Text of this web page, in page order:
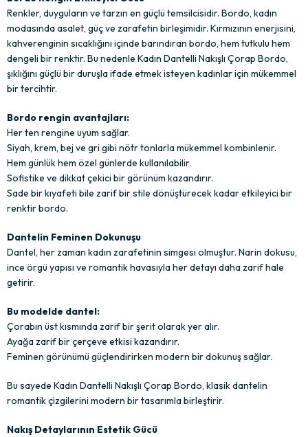
Renkler, duyguların ve tarzın en güçlü temsilcisidir. Bordo, kadın
modasında asalet, güç ve zarafetin birleşimidir. Kırmızının enerjisini,
kahverenginin sıcaklığını içinde barındıran bordo, hem tutkulu hem
dengeli bir renktir. Bu nedenle Kadın Dantelli Nakışlı Çorap Bordo,
şıklığını güçlü bir duruşla ifade etmek isteyen kadınlar için mükemmel
bir tercihtir.
Bordo rengin avantajları:
Her ten rengine uyum sağlar.
Siyah, krem, bej ve gri gibi nötr tonlarla mükemmel kombinlenir.
Hem günlük hem özel günlerde kullanılabilir.
Sofistike ve dikkat çekici bir görünüm kazandırır.
Sade bir kıyafeti bile zarif bir stile dönüştürecek kadar etkileyici bir
renktir bordo.
Dantelin Feminen Dokunuşu
Dantel, her zaman kadın zarafetinin simgesi olmuştur. Narin dokusu,
ince örgü yapısı ve romantik havasıyla her detayı daha zarif hale
getirir.
Bu modelde dantel:
Çorabın üst kısmında zarif bir şerit olarak yer alır.
Ayağa zarif bir çerçeve etkisi kazandırır.
Feminen görünümü güçlendirirken modern bir dokunuş sağlar.
Bu sayede Kadın Dantelli Nakışlı Çorap Bordo, klasik dantelin
romantik çizgilerini modern bir tasarımla birleştirir.
Nakış Detaylarının Estetik Gücü